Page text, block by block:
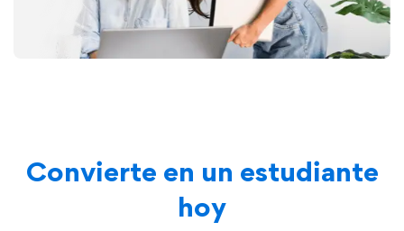
Convierte en un estudiante
hoy